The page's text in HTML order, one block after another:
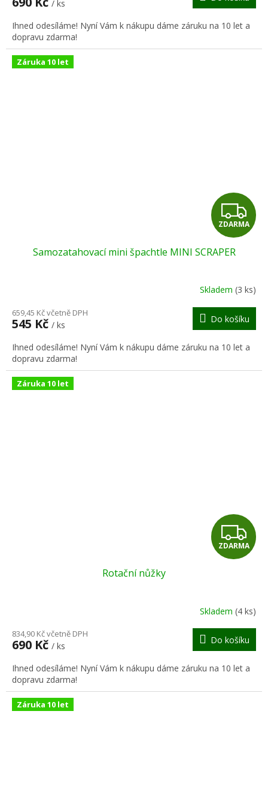
A
/ ks
Ihned odesíláme! Nyní Vám k nákupu dáme záruku na 10 let a
dopravu zdarma!
Záruka 10 let
Z
D
R
M
A
ZDARMA
Samozatahovací mini špachtle MINI SCRAPER
Skladem (3 ks)
659,45 Kč včetně DPH
545 Kč / ks
Do košíku
Ihned odesíláme! Nyní Vám k nákupu dáme záruku na 10 let a
dopravu zdarma!
Záruka 10 let
Z
D
R
M
A
ZDARMA
Rotační nůžky
Skladem (4 ks)
834,90 Kč včetně DPH
690 Kč / ks
Do košíku
Ihned odesíláme! Nyní Vám k nákupu dáme záruku na 10 let a
dopravu zdarma!
Záruka 10 let